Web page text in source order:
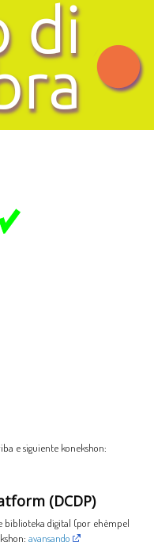
e siguiente konekshon:
(DCDP)
biblioteka digital (por ehèmpel
avansando